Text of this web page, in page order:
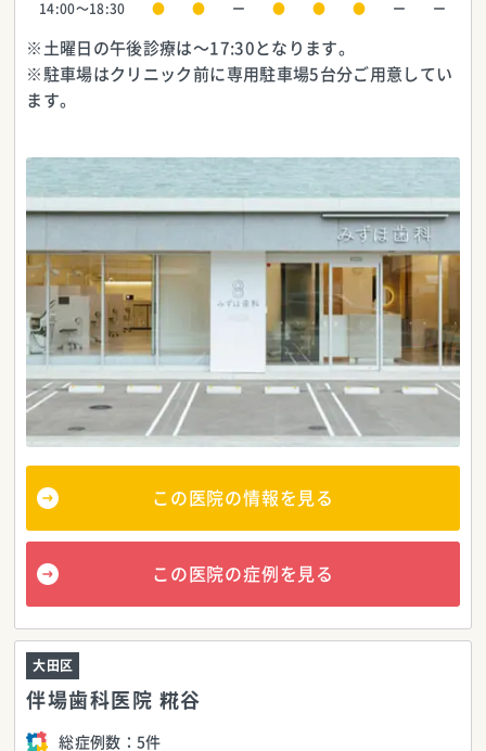
この医院の情報を見る
この医院の症例を見る
14:00〜18:30 ● ● ー ● ● ● ー ー
※土曜日の午後診療は〜17:30となります。
※駐車場はクリニック前に専用駐車場5台分ご用意してい
ます。
伴場歯科医院 糀谷
大田区
総症例数： 5件